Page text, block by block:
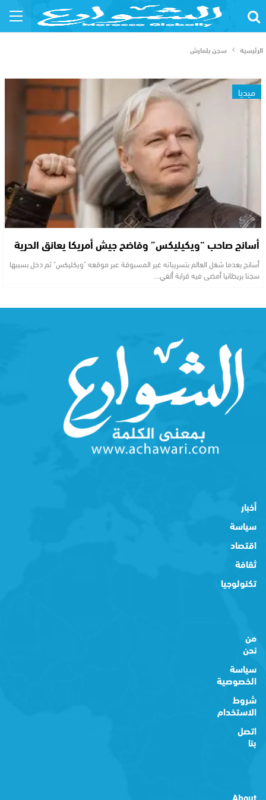
الرئيسية سجن بلمارش
ميديا
أسانج صاحب “ويكيليكس” وفاضح جيش أمريكا يعانق الحرية
أسانج بعدما شغل العالم بتسريباته غير المسبوقة عبر موقعه "ويكليكس" ثم دخل بسببها
سجنا بريطانيا أمضى فيه قرابة ألفي…
أخبار
سياسة
اقتصاد
ثقافة
تكنولوجيا
من
نحن
سياسة
الخصوصية
شروط
الاستخدام
اتصل
بنا